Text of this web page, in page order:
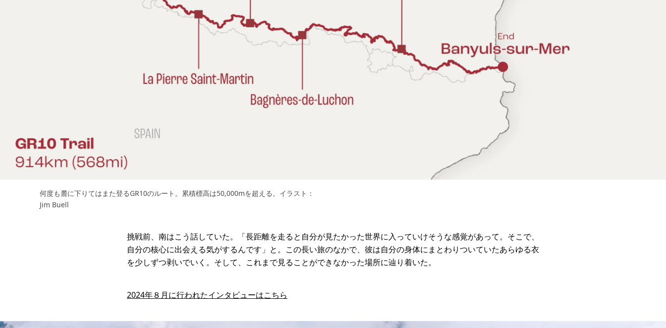
何度も麓に下りてはまた登るGR10のルート。累積標高は50,000mを超える。イラスト：
Jim Buell
挑戦前、南はこう話していた。「長距離を走ると自分が見たかった世界に入っていけそうな感覚があって。そこで、
自分の核心に出会える気がするんです」と。この長い旅のなかで、彼は自分の身体にまとわりついていたあらゆる衣
を少しずつ剥いでいく。そして、これまで見ることができなかった場所に辿り着いた。
2024年８月に行われたインタビューはこちら